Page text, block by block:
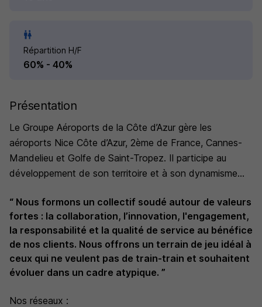
Répartition H/F
60% - 40%
Présentation
Le Groupe Aéroports de la Côte d’Azur gère les
aéroports Nice Côte d’Azur, 2ème de France, Cannes-
Mandelieu et Golfe de Saint-Tropez. Il participe au
développement de son territoire et à son dynamisme
est parmi les plus abouties de son secteur.
“ Nous formons un collectif soudé autour de valeurs
fortes : la collaboration, l’innovation, l'engagement,
la responsabilité et la qualité de service au bénéfice
de nos clients. Nous offrons un terrain de jeu idéal à
ceux qui ne veulent pas de train-train et souhaitent
évoluer dans un cadre atypique. ”
Nos réseaux :